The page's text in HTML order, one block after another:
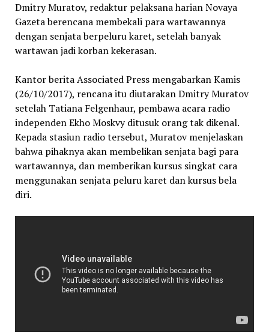
Dmitry Muratov, redaktur pelaksana harian Novaya
Gazeta berencana membekali para wartawannya
dengan senjata berpeluru karet, setelah banyak
wartawan jadi korban kekerasan.
Kantor berita Associated Press mengabarkan Kamis
(26/10/2017), rencana itu diutarakan Dmitry Muratov
setelah Tatiana Felgenhaur, pembawa acara radio
independen Ekho Moskvy ditusuk orang tak dikenal.
Kepada stasiun radio tersebut, Muratov menjelaskan
bahwa pihaknya akan membelikan senjata bagi para
wartawannya, dan memberikan kursus singkat cara
menggunakan senjata peluru karet dan kursus bela
diri.